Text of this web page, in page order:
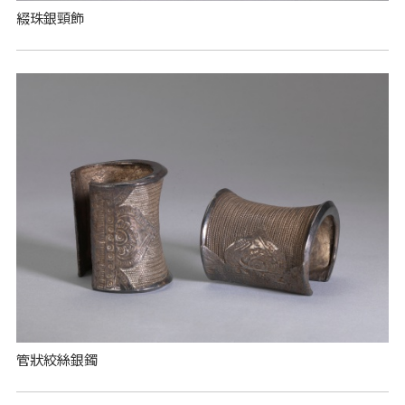
綴珠銀頸飾
管狀絞絲銀鐲